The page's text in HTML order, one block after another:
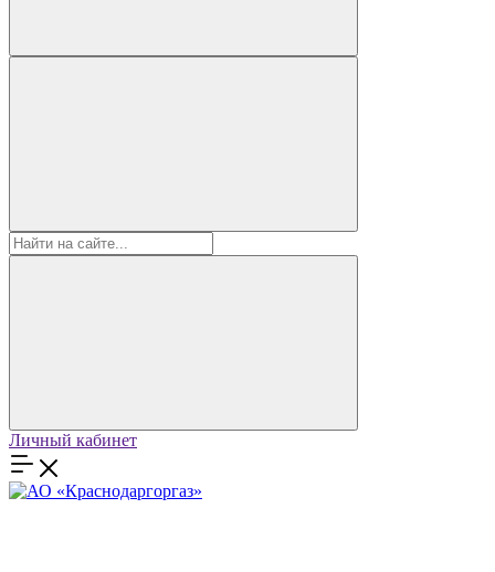
Личный кабинет